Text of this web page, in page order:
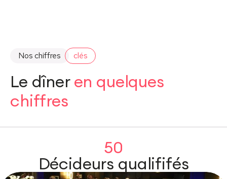
Nos chiffres clés
Le dîneren quelques
chiffres
50
Décideurs qualififés